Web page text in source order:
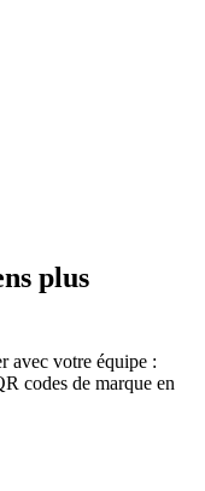
plus
avec votre équipe :
codes de marque en